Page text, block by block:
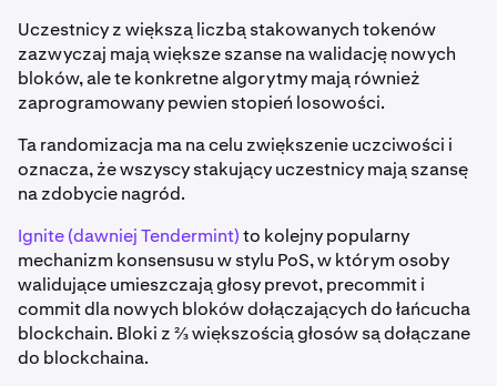
Uczestnicy z większą liczbą stakowanych tokenów
zazwyczaj mają większe szanse na walidację nowych
bloków, ale te konkretne algorytmy mają również
zaprogramowany pewien stopień losowości.
Ta randomizacja ma na celu zwiększenie uczciwości i
oznacza, że wszyscy stakujący uczestnicy mają szansę
na zdobycie nagród.
Ignite (dawniej Tendermint)to kolejny popularny
mechanizm konsensusu w stylu PoS, w którym osoby
walidujące umieszczają głosy prevot, precommit i
commit dla nowych bloków dołączających do łańcucha
blockchain. Bloki z ⅔ większością głosów są dołączane
do blockchaina.